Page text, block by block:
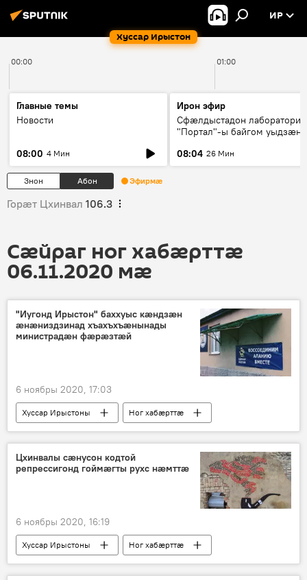
Хуссар Ирыстон
ИР
00:00 01:00
Главные темы
Новости
08:00 4 Мин
Ирон эфир
Сфæлдыстадон лаборатори
"Портал"-ы байгом уыдзæн
Æхсары куыстыты равдыст
08:04 26 Мин
Знон Абон Эфирмæ
Горӕт Цхинвал 106.3
Сӕйраг ног хабӕрттӕ
06.11.2020 мӕ
"Иугонд Ирыстон" баххуыс кæндзæн
ӕнӕниздзинад хъахъхъӕнынады
министрадӕн фæрæзтæй
6 ноябры 2020, 17:03
Хуссар Ирыстоны Ног хабӕрттӕ
Цхинвалы сӕнусон кодтой
репрессигонд гоймӕгты рухс нӕмттӕ
6 ноябры 2020, 16:19
Хуссар Ирыстоны Ног хабӕрттӕ